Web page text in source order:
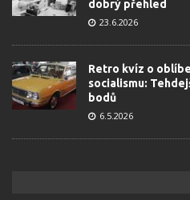
dobrý přehled
23.6.2026
Retro kvíz o
socialismu:
bodů
6.5.2026